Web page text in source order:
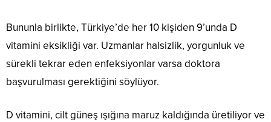
Bununla birlikte, Türkiye’de her 10 kişiden 9’unda D
vitamini eksikliği var. Uzmanlar halsizlik, yorgunluk ve
sürekli tekrar eden enfeksiyonlar varsa doktora
başvurulması gerektiğini söylüyor.
D vitamini, cilt güneş ışığına maruz kaldığında üretiliyor ve